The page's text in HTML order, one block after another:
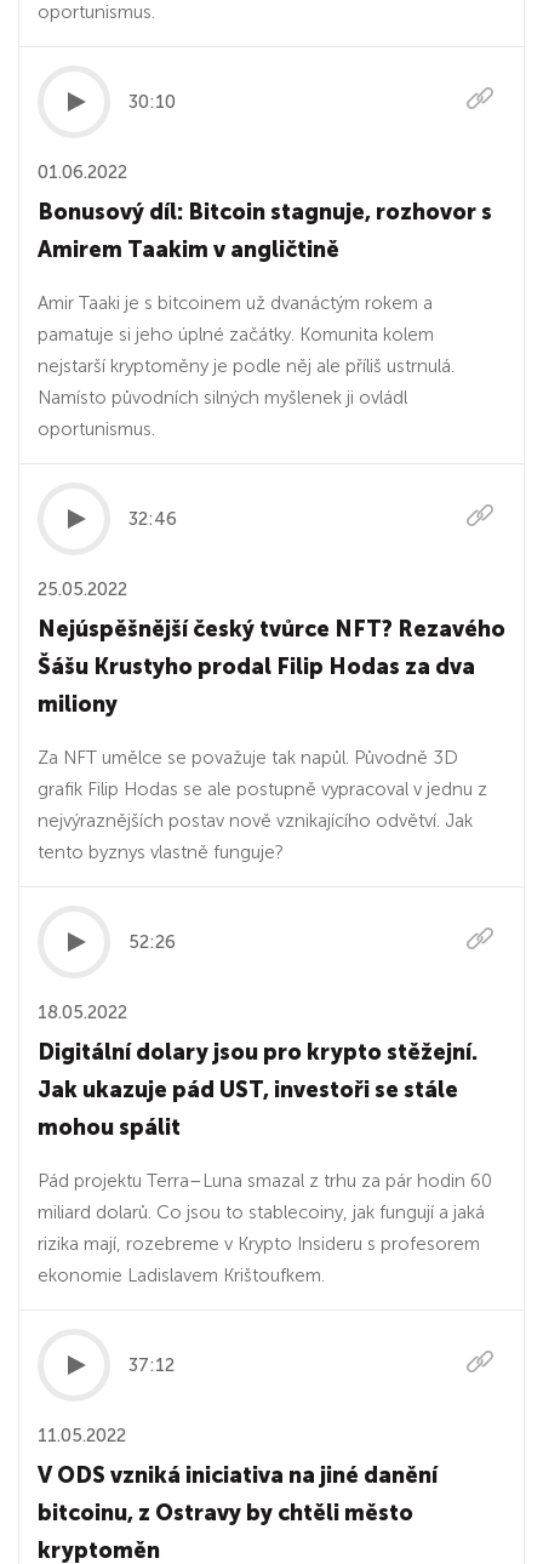
oportunismus.
30:10
01.06.2022
Bonusový díl: Bitcoin stagnuje, rozhovor s
Amirem Taakim v angličtině
Amir Taaki je s bitcoinem už dvanáctým rokem a
pamatuje si jeho úplné začátky. Komunita kolem
nejstarší kryptoměny je podle něj ale příliš ustrnulá.
Namísto původních silných myšlenek ji ovládl
oportunismus.
32:46
25.05.2022
Nejúspěšnější český tvůrce NFT? Rezavého
Šášu Krustyho prodal Filip Hodas za dva
miliony
Za NFT umělce se považuje tak napůl. Původně 3D
grafik Filip Hodas se ale postupně vypracoval v jednu z
nejvýraznějších postav nově vznikajícího odvětví. Jak
tento byznys vlastně funguje?
52:26
18.05.2022
Digitální dolary jsou pro krypto stěžejní.
Jak ukazuje pád UST, investoři se stále
mohou spálit
Pád projektu Terra–Luna smazal z trhu za pár hodin 60
miliard dolarů. Co jsou to stablecoiny, jak fungují a jaká
rizika mají, rozebreme v Krypto Insideru s profesorem
ekonomie Ladislavem Krištoufkem.
37:12
11.05.2022
V ODS vzniká iniciativa na jiné danění
bitcoinu, z Ostravy by chtěli město
kryptoměn